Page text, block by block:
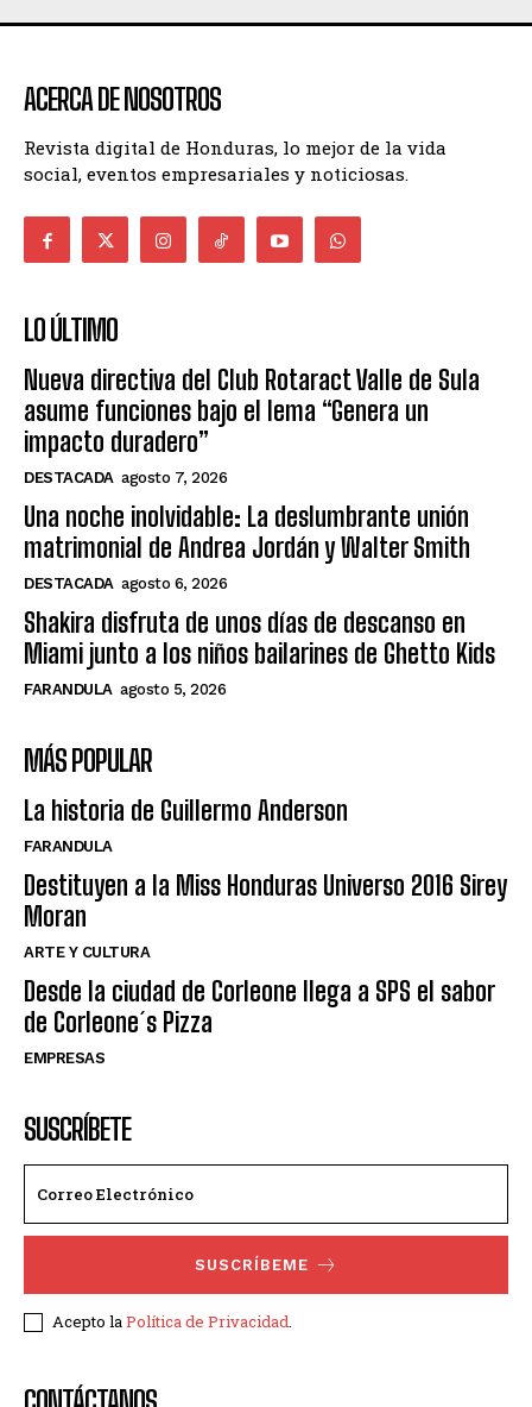
ACERCA DE NOSOTROS
Revista digital de Honduras, lo mejor de la vida
social, eventos empresariales y noticiosas.
LO ÚLTIMO
Nueva directiva del Club Rotaract Valle de Sula
asume funciones bajo el lema “Genera un
impacto duradero”
DESTACADA agosto 7, 2026
Una noche inolvidable: La deslumbrante unión
matrimonial de Andrea Jordán y Walter Smith
DESTACADA agosto 6, 2026
Shakira disfruta de unos días de descanso en
Miami junto a los niños bailarines de Ghetto Kids
FARANDULA agosto 5, 2026
MÁS POPULAR
La historia de Guillermo Anderson
FARANDULA
Destituyen a la Miss Honduras Universo 2016 Sirey
Moran
ARTE Y CULTURA
Desde la ciudad de Corleone llega a SPS el sabor
de Corleone´s Pizza
EMPRESAS
SUSCRÍBETE
SUSCRÍBEME
Acepto laPolítica de Privacidad.